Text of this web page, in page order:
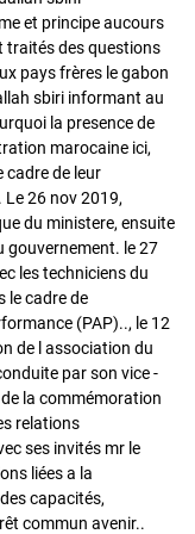
et principe aucours
traités des questions
pays frères le gabon
sbiri informant au
la presence de
marocaine ici,
cadre de leur
26 nov 2019,
du ministere, ensuite
gouvernement. le 27
les techniciens du
le cadre de
(PAP).., le 12
de l association du
par son vice -
la commémoration
relations
ses invités mr le
liées a la
capacités,
commun avenir..